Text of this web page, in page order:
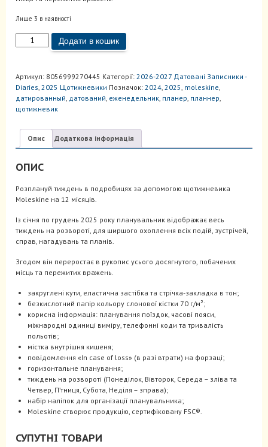
Лише 3 в наявності
Щотижневик
2025
кількість
Додати в кошик
Артикул: 8056999270445 Категорії: 2026-2027 Датовані Записники -
Diaries, 2025 Щотижневики Позначок: 2024, 2025, moleskine,
датированный, датований, еженедельник, планер, планнер,
щотижневик
Опис Додаткова інформація
ОПИС
Розплануй тиждень в подробицях за допомогою щотижневика
Moleskine на 12 місяців.
Із січня по грудень 2025 року планувальник відображає весь
тиждень на розвороті, для ширшого охоплення всіх подій, зустрічей,
справ, нагадувань та планів.
Згодом він переростає в рукопис усього досягнутого, побачених
місць та пережитих вражень.
закруглені кути, еластична застібка та стрічка-закладка в тон;
безкислотний папір кольору слонової кістки 70 г/м²;
корисна інформація: планування поїздок, часові пояси,
міжнародні одиниці виміру, телефонні коди та тривалість
польотів;
містка внутрішня кишеня;
повідомлення «In case of loss» (в разі втрати) на форзаці;
горизонтальне планування;
тиждень на розвороті (Понеділок, Вівторок, Середа – зліва та
Четвер, П’тниця, Субота, Неділя – зправа);
набір наліпок для організації планувальника;
Moleskine створює продукцію, сертифіковану FSC®.
СУПУТНІ ТОВАРИ